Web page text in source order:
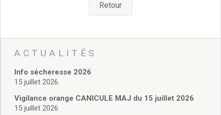
Pour venir nous voir
administratives
Services Techniques
Affaires Scolaires
Vie associative
Police Municipale/règlementation
Cimetière/réglementation funéraire
Retour
ACTUALITÉS
Info sécheresse 2026
15 juillet 2026
Vigilance orange CANICULE MAJ du 15 juillet 2026
15 juillet 2026